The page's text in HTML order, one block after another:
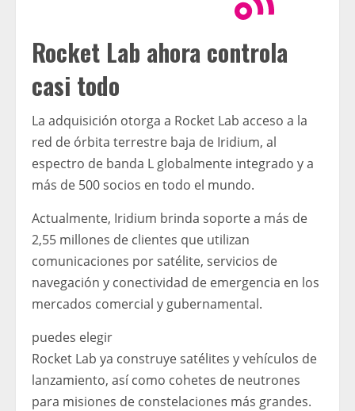
Rocket Lab ahora controla
casi todo
La adquisición otorga a Rocket Lab acceso a la
red de órbita terrestre baja de Iridium, al
espectro de banda L globalmente integrado y a
más de 500 socios en todo el mundo.
Actualmente, Iridium brinda soporte a más de
2,55 millones de clientes que utilizan
comunicaciones por satélite, servicios de
navegación y conectividad de emergencia en los
mercados comercial y gubernamental.
puedes elegir
Rocket Lab ya construye satélites y vehículos de
lanzamiento, así como cohetes de neutrones
para misiones de constelaciones más grandes.